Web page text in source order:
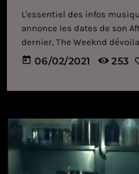
L'essentiel des infos
annonce les dates de son
dernier, The Weeknd
porté par le très efficace
canadien a ouvert un tout
today 06/02/2021 253